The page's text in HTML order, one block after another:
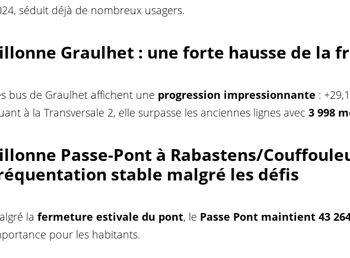
séduit déjà de nombreux usagers.
Graulhet : une forte hausse de la
bus de Graulhet affichent une progression impressionnante :
à la Transversale 2, elle surpasse les anciennes lignes avec 3 998
Passe-Pont à Rabastens/
stable malgré les défis
la fermeture estivale du pont, le Passe Pont maintient 43
pour les habitants.